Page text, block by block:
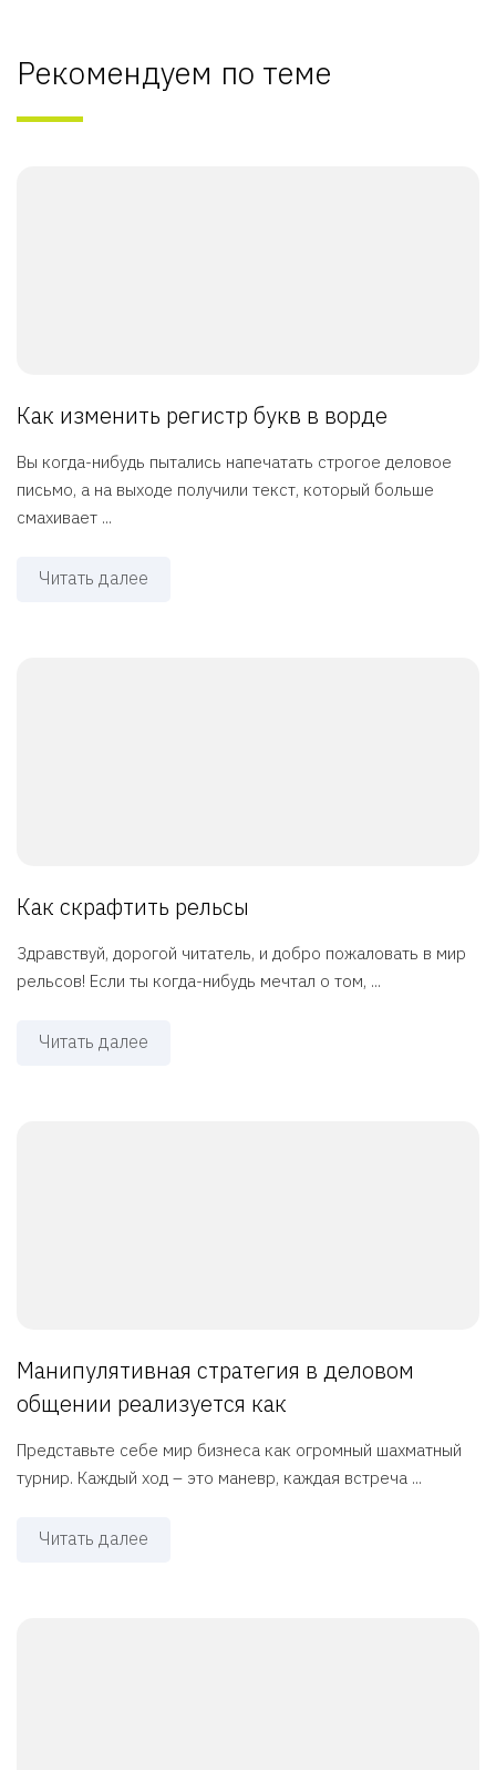
Рекомендуем по теме
Как изменить регистр букв в ворде
Вы когда-нибудь пытались напечатать строгое деловое
письмо, а на выходе получили текст, который больше
смахивает ...
Читать далее
Как скрафтить рельсы
Здравствуй, дорогой читатель, и добро пожаловать в мир
рельсов! Если ты когда-нибудь мечтал о том, ...
Читать далее
Манипулятивная стратегия в деловом
общении реализуется как
Представьте себе мир бизнеса как огромный шахматный
турнир. Каждый ход – это маневр, каждая встреча ...
Читать далее